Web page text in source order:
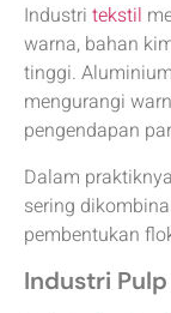
Industri tekstil
warna, bahan
tinggi.
mengurangi
pengendapan
Dalam
sering
pembentukan
Industri